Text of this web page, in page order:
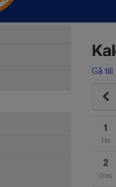
Gå till
1
Tis
2
Ons